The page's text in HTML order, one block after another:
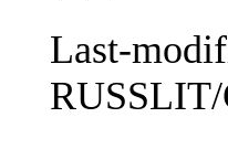
Last-